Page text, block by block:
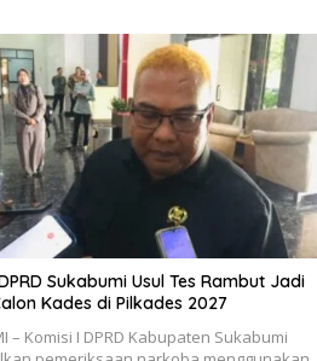
Sukabumi Usul Tes Rambut Jadi
Kades di Pilkades 2027
– Komisi I DPRD Kabupaten Sukabumi